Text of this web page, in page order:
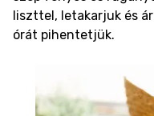
liszttel, letakarjuk és
órát pihentetjük.